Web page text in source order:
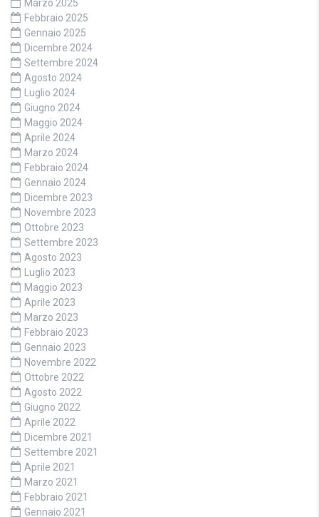
Marzo 2025
Febbraio 2025
Gennaio 2025
Dicembre 2024
Settembre 2024
Agosto 2024
Luglio 2024
Giugno 2024
Maggio 2024
Aprile 2024
Marzo 2024
Febbraio 2024
Gennaio 2024
Dicembre 2023
Novembre 2023
Ottobre 2023
Settembre 2023
Agosto 2023
Luglio 2023
Maggio 2023
Aprile 2023
Marzo 2023
Febbraio 2023
Gennaio 2023
Novembre 2022
Ottobre 2022
Agosto 2022
Giugno 2022
Aprile 2022
Dicembre 2021
Settembre 2021
Aprile 2021
Marzo 2021
Febbraio 2021
Gennaio 2021